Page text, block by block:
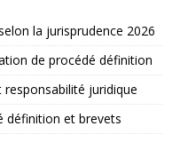
la jurisprudence 2026
de procédé définition
juridique
définition et brevets